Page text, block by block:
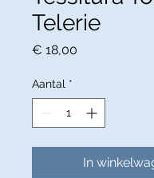
Telerie
€ 18,00
Aantal *
In